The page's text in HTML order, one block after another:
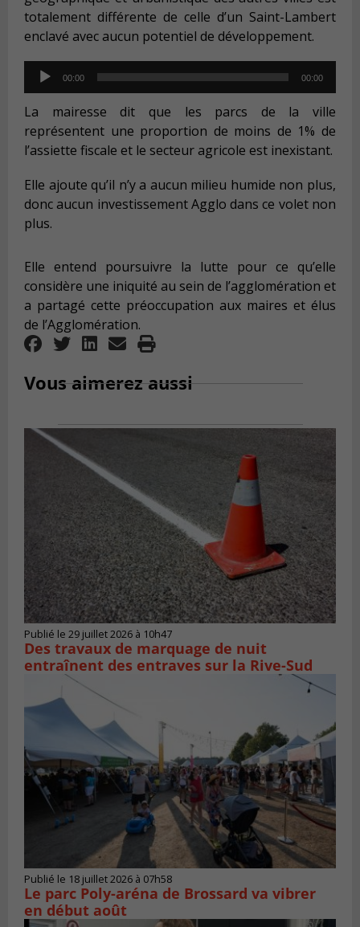
totalement différente de celle d’un Saint-Lambert
enclavé avec aucun potentiel de développement.
Audio
Player
00:00 00:00
La mairesse dit que les parcs de la ville
représentent une proportion de moins de 1% de
l’assiette fiscale et le secteur agricole est inexistant.
Elle ajoute qu’il n’y a aucun milieu humide non plus,
donc aucun investissement Agglo dans ce volet non
plus.
Elle entend poursuivre la lutte pour ce qu’elle
considère une iniquité au sein de l’agglomération et
a partagé cette préoccupation aux maires et élus
de l’Agglomération.
Vous aimerez aussi
Publié le 29 juillet 2026 à 10h47
Des travaux de marquage de nuit
entraînent des entraves sur la Rive-Sud
Publié le 18 juillet 2026 à 07h58
Le parc Poly-aréna de Brossard va vibrer
en début août